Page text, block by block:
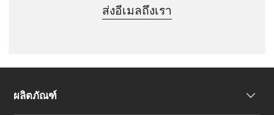
ส่งอีเมลถึงเรา
ผลิตภัณฑ์